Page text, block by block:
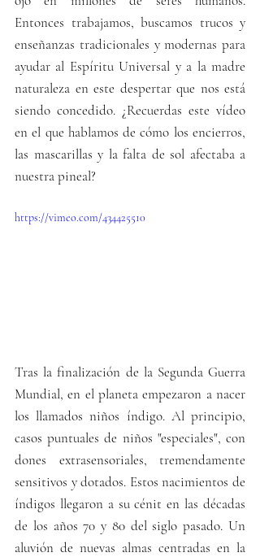
Entonces trabajamos, buscamos trucos y
enseñanzas tradicionales y modernas para
ayudar al Espíritu Universal y a la madre
naturaleza en este despertar que nos está
siendo concedido. ¿Recuerdas este vídeo
en el que hablamos de cómo los encierros,
las mascarillas y la falta de sol afectaba a
nuestra pineal?
https://vimeo.com/434425510
Tras la finalización de la Segunda Guerra
Mundial, en el planeta empezaron a nacer
los llamados niños índigo. Al principio,
casos puntuales de niños "especiales", con
dones extrasensoriales, tremendamente
sensitivos y dotados. Estos nacimientos de
índigos llegaron a su cénit en las décadas
de los años 70 y 80 del siglo pasado. Un
aluvión de nuevas almas centradas en la